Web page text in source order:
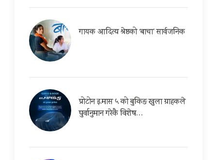
गायक आदित्य श्रेष्ठको ‘बाचा’ सार्वजनिक
प्रोटोन इ.मास ५ को बुकिङ खुला ग्राहकले
पुर्वानुमान गरेकै विशेष…